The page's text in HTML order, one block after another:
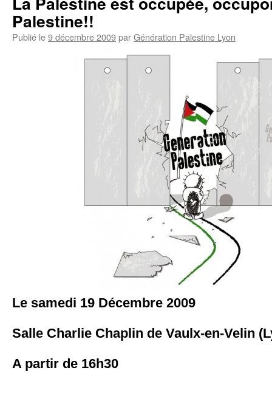
Palestine!!
Publié le9 décembre 2009parGénération Palestine Lyon
Le samedi 19 Décembre 2009
Salle Charlie Chaplin de Vaulx-en-Velin
A partir de 16h30